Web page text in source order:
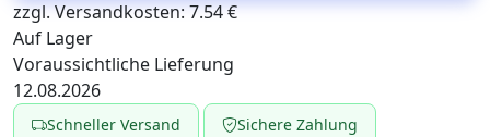
zzgl. Versandkosten: 7.54 €
Auf Lager
Voraussichtliche Lieferung
12.08.2026
Schneller Versand Sichere Zahlung